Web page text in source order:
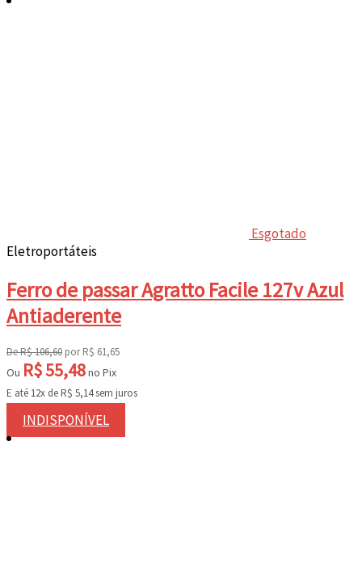
Esgotado
Eletroportáteis
Ferro de passar Agratto Facile 127v Azul
Antiaderente
DeR$106,60 porR$ 61,65
Ou R$55,48no Pix
E até 12x deR$ 5,14sem juros
INDISPONÍVEL